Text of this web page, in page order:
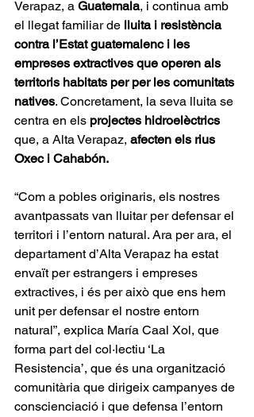
Verapaz, a Guatemala, i continua amb
el llegat familiar de lluita i resistència
contra l’Estat guatemalenc i les
empreses extractives que operen als
territoris habitats per per les comunitats
natives. Concretament, la seva lluita se
centra en els projectes hidroelèctrics
que, a Alta Verapaz, afecten els rius
Oxec i Cahabón.
“Com a pobles originaris, els nostres
avantpassats van lluitar per defensar el
territori i l’entorn natural. Ara per ara, el
departament d’Alta Verapaz ha estat
envaït per estrangers i empreses
extractives, i és per això que ens hem
unit per defensar el nostre entorn
natural”, explica María Caal Xol, que
forma part del col·lectiu ‘La
Resistencia’, que és una organització
comunitària que dirigeix campanyes de
conscienciació i que defensa l’entorn